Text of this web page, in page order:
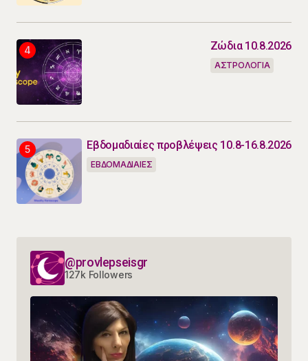
Ζώδια 10.8.2026
ΑΣΤΡΟΛΟΓΙΑ
Εβδομαδιαίες προβλέψεις 10.8-16.8.2026
ΕΒΔΟΜΑΔΙΑΙΕΣ
@provlepseisgr
127k Followers